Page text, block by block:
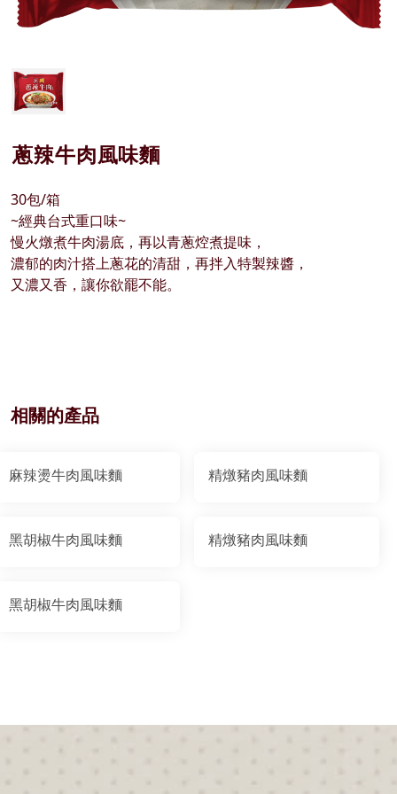
蔥辣牛肉風味麵
30包/箱
~經典台式重口味~
慢火燉煮牛肉湯底，再以青蔥焢煮提味，
濃郁的肉汁搭上蔥花的清甜，再拌入特製辣醬，
又濃又香，讓你欲罷不能。
相關的產品
麻辣燙牛肉風味麵 精燉豬肉風味麵
黑胡椒牛肉風味麵 精燉豬肉風味麵
黑胡椒牛肉風味麵